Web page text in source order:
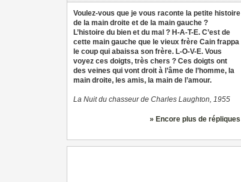
Voulez-vous que je vous raconte la petite histoire
de la main droite et de la main gauche ?
L’histoire du bien et du mal ? H-A-T-E. C’est de
cette main gauche que le vieux frère Cain frappa
le coup qui abaissa son frère. L-O-V-E. Vous
voyez ces doigts, très chers ? Ces doigts ont
des veines qui vont droit à l’âme de l’homme, la
main droite, les amis, la main de l’amour.
La Nuit du chasseur de Charles Laughton, 1955
» Encore plus de répliques